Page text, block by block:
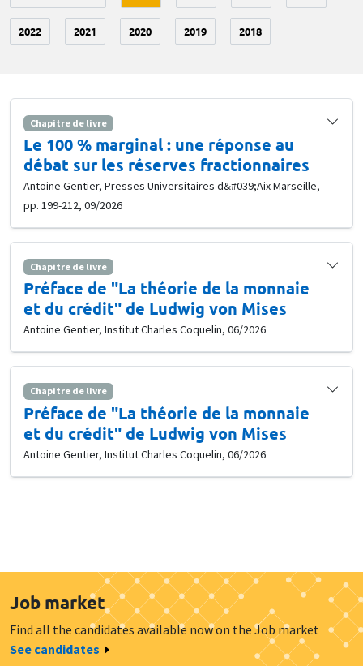
2022 2021 2020 2019 2018
Chapitre de livre
Le 100 % marginal : une réponse au
débat sur les réserves fractionnaires
Antoine Gentier, Presses Universitaires d&#039;Aix Marseille,
pp. 199-212, 09/2026
Chapitre de livre
Préface de "La théorie de la monnaie
et du crédit" de Ludwig von Mises
Antoine Gentier, Institut Charles Coquelin, 06/2026
Chapitre de livre
Préface de "La théorie de la monnaie
et du crédit" de Ludwig von Mises
Antoine Gentier, Institut Charles Coquelin, 06/2026
Job market
Find all the candidates available now on the Job market
See candidates